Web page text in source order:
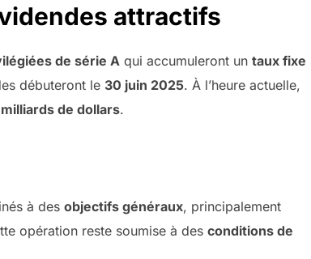
attractifs
de série A qui accumuleront un taux fixe
débuteront le 30 juin 2025. À l’heure actuelle,
de dollars.
à des objectifs généraux, principalement
opération reste soumise à des conditions de